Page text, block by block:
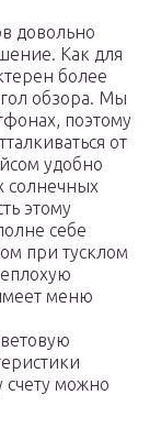
довольно
Как для
более
обзора. Мы
поэтому
от
удобно
солнечных
этому
себе
при тусклом
меню
можно